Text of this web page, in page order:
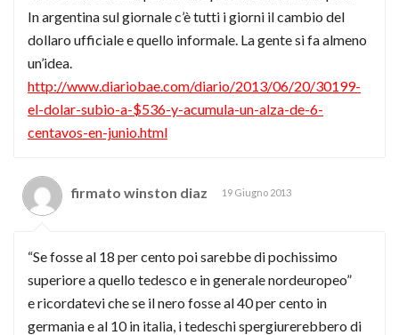
In argentina sul giornale c’è tutti i giorni il cambio del
dollaro ufficiale e quello informale. La gente si fa almeno
un’idea.
http://www.diariobae.com/diario/2013/06/20/30199-
el-dolar-subio-a-$536-y-acumula-un-alza-de-6-
centavos-en-junio.html
firmato winston diaz 19 Giugno 2013
“Se fosse al 18 per cento poi sarebbe di pochissimo
superiore a quello tedesco e in generale nordeuropeo”
e ricordatevi che se il nero fosse al 40 per cento in
germania e al 10 in italia, i tedeschi spergiurerebbero di